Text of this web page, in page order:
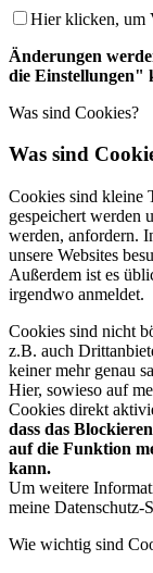
Hier klicken, um
Änderungen
die Einstellungen"
Was sind Cookies?
Was sind
Cookies sind kleine
gespeichert werden
werden, anfordern.
unsere Websites
Außerdem ist es
irgendwo anmeldet.
Cookies sind nicht
z.B. auch
keiner mehr genau
Hier, sowieso auf
Cookies direkt
dass das
auf die Funktion
kann.
Um weitere
meine Datenschutz-
Wie wichtig sind